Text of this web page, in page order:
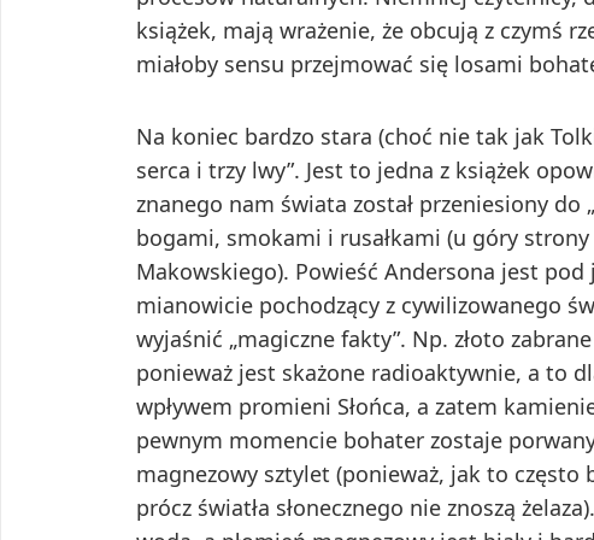
książek, mają wrażenie, że obcują z czymś
miałoby sensu przejmować się losami
Na koniec bardzo stara (choć nie tak jak
serca i trzy lwy”. Jest to jedna z książek
znanego nam świata został przeniesiony do
bogami, smokami i rusałkami (u góry
Makowskiego). Powieść Andersona jest
mianowicie pochodzący z cywilizowanego
wyjaśnić „magiczne fakty”. Np. złoto
ponieważ jest skażone radioaktywnie, a to
wpływem promieni Słońca, a zatem
pewnym momencie bohater zostaje
magnezowy sztylet (ponieważ, jak to często
prócz światła słonecznego nie znoszą